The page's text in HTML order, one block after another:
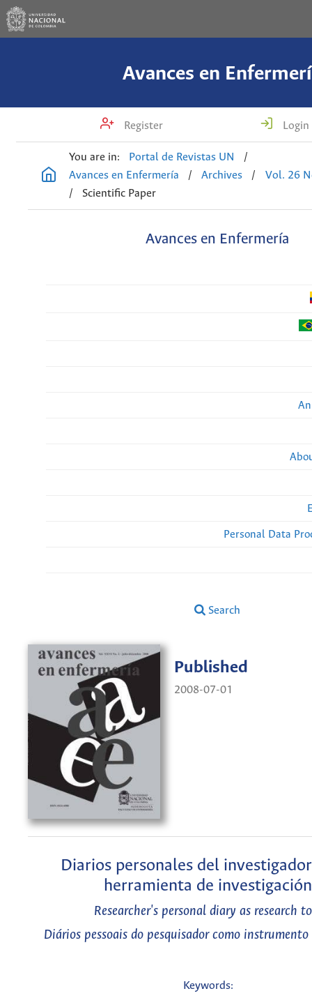
Avances en
Register Login
You are in: Portal de Revistas UN
/
Avances en Enfermería
/ Archives /
Vol. 26
/
Scientific Paper
Avances en Enfermería
Personal Data
Search
Published
2008-07-01
Diarios personales del
herramienta de investigación
Researcher's personal diary as research
Diários pessoais do pesquisador como instrumento
Keywords: